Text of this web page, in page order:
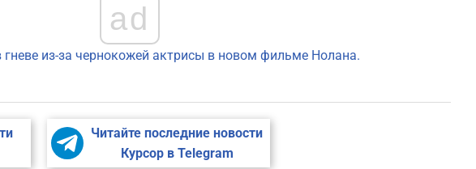
ad
гневе из-за чернокожей актрисы в новом фильме Нолана.
Читайте последние новости
Курсор в Telegram